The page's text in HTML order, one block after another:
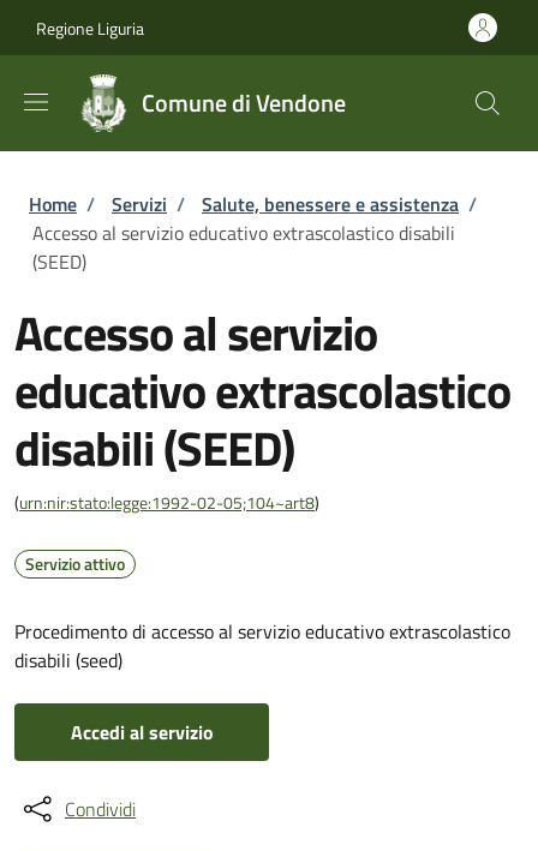
Regione Liguria
Comune di Vendone
Briciole di pane
Home / Servizi / Salute, benessere e assistenza /
Accesso al servizio educativo extrascolastico disabili
(SEED)
Accesso al servizio
educativo extrascolastico
disabili (SEED)
(urn:nir:stato:legge:1992-02-05;104~art8)
Servizio attivo
Procedimento di accesso al servizio educativo extrascolastico
disabili (seed)
Accedi al servizio
Condividi